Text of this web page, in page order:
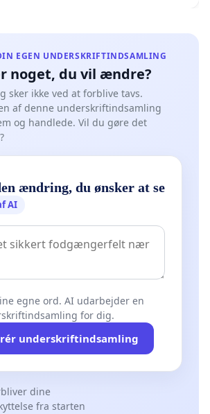
EGEN UNDERSKRIFTINDSAMLING
noget, du vil ændre?
sker ikke ved at forblive tavs.
af denne underskriftindsamling
og handlede. Vil du gøre det
ændring, du ønsker at se
AI
egne ord. AI udarbejder en
for dig.
underskriftindsamling
dine
fra starten